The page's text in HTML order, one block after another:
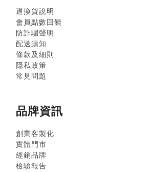
退換貨說明
會員點數回饋
防詐騙聲明
配送須知
條款及細則
隱私政策
常見問題
品牌資訊
創業客製化
實體門市
經銷品牌
檢驗報告